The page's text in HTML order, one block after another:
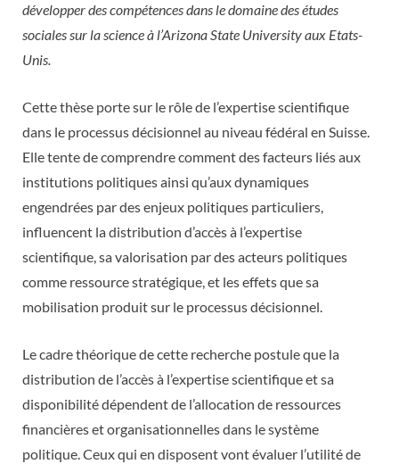
développer des compétences dans le domaine des études
sociales sur la science à l’Arizona State University aux Etats-
Unis.
Cette thèse porte sur le rôle de l’expertise scientifique
dans le processus décisionnel au niveau fédéral en Suisse.
Elle tente de comprendre comment des facteurs liés aux
institutions politiques ainsi qu’aux dynamiques
engendrées par des enjeux politiques particuliers,
influencent la distribution d’accès à l’expertise
scientifique, sa valorisation par des acteurs politiques
comme ressource stratégique, et les effets que sa
mobilisation produit sur le processus décisionnel.
Le cadre théorique de cette recherche postule que la
distribution de l’accès à l’expertise scientifique et sa
disponibilité dépendent de l’allocation de ressources
financières et organisationnelles dans le système
politique. Ceux qui en disposent vont évaluer l’utilité de